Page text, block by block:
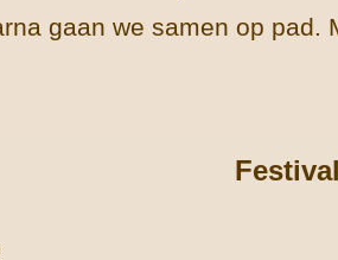
gaan we samen op pad.